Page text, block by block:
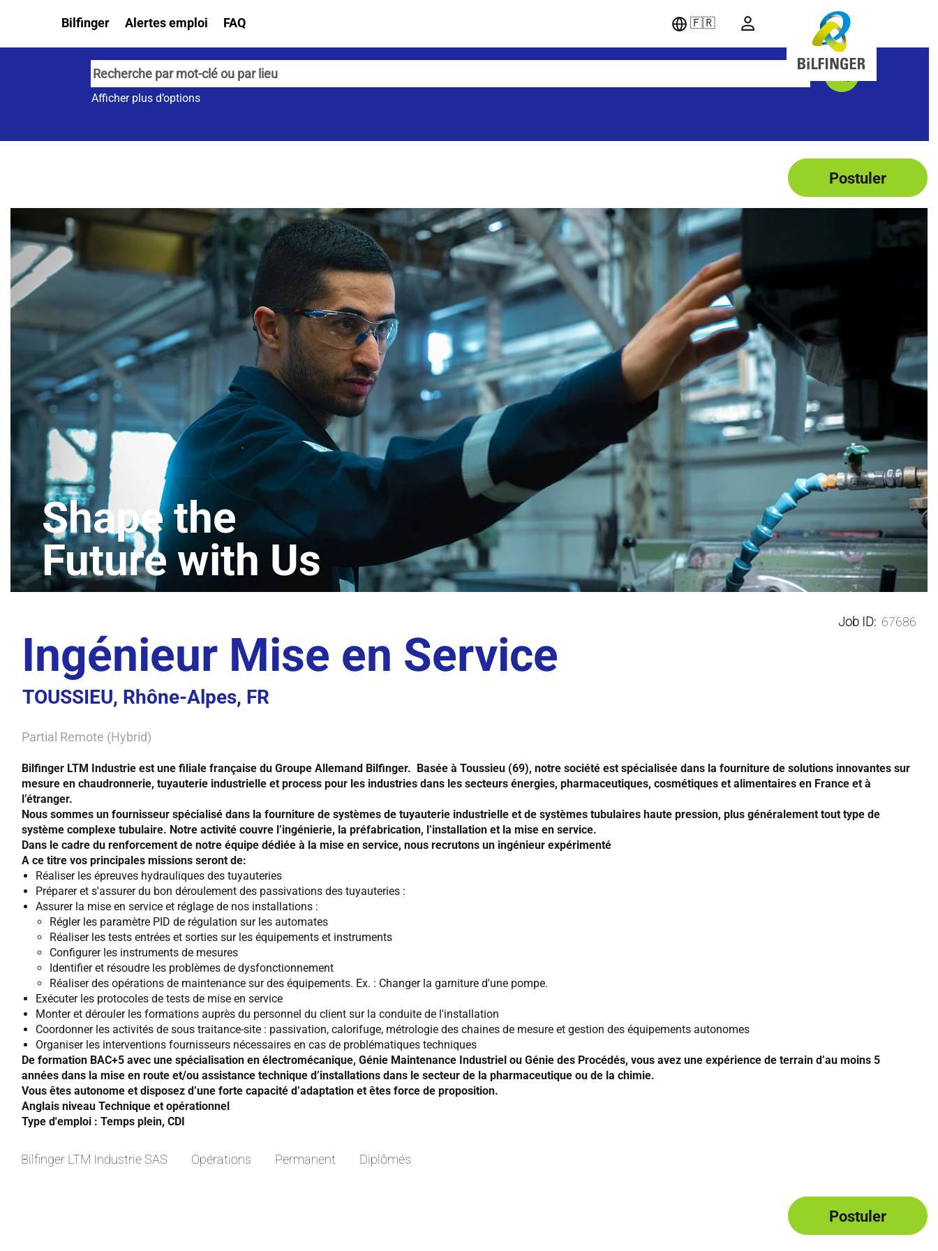
Bilfinger Alertes emploi FAQ 🇫🇷
Afficher plus d’options
Postuler
Job ID: 67686
Ingénieur Mise en Service
TOUSSIEU, Rhône-Alpes, FR
Partial Remote (Hybrid)
Bilfinger LTM Industrie est une filiale française du Groupe Allemand Bilfinger. Basée à Toussieu (69), notre société est spécialisée dans la fourniture de solutions innovantes sur
mesure en chaudronnerie, tuyauterie industrielle et process pour les industries dans les secteurs énergies, pharmaceutiques, cosmétiques et alimentaires en France et à
l’étranger.
Nous sommes un fournisseur spécialisé dans la fourniture de systèmes de tuyauterie industrielle et de systèmes tubulaires haute pression, plus généralement tout type de
système complexe tubulaire. Notre activité couvre l’ingénierie, la préfabrication, l’installation et la mise en service.
Dans le cadre du renforcement de notre équipe dédiée à la mise en service, nous recrutons un ingénieur expérimenté
A ce titre vos principales missions seront de:
Réaliser les épreuves hydrauliques des tuyauteries
Préparer et s'assurer du bon déroulement des passivations des tuyauteries :
Assurer la mise en service et réglage de nos installations :
Régler les paramètre PID de régulation sur les automates
Réaliser les tests entrées et sorties sur les équipements et instruments
Configurer les instruments de mesures
Identifier et résoudre les problèmes de dysfonctionnement
Réaliser des opérations de maintenance sur des équipements. Ex. : Changer la garniture d'une pompe.
Exécuter les protocoles de tests de mise en service
Monter et dérouler les formations auprès du personnel du client sur la conduite de l'installation
Coordonner les activités de sous traitance-site : passivation, calorifuge, métrologie des chaines de mesure et gestion des équipements autonomes
Organiser les interventions fournisseurs nécessaires en cas de problématiques techniques
De formation BAC+5 avec une spécialisation en électromécanique, Génie Maintenance Industriel ou Génie des Procédés, vous avez une expérience de terrain d’au moins 5
années dans la mise en route et/ou assistance technique d’installations dans le secteur de la pharmaceutique ou de la chimie.
Vous êtes autonome et disposez d’une forte capacité d’adaptation et êtes force de proposition.
Anglais niveau Technique et opérationnel
Type d'emploi : Temps plein, CDI
Bilfinger LTM Industrie SAS Opérations Permanent Diplômés
Postuler